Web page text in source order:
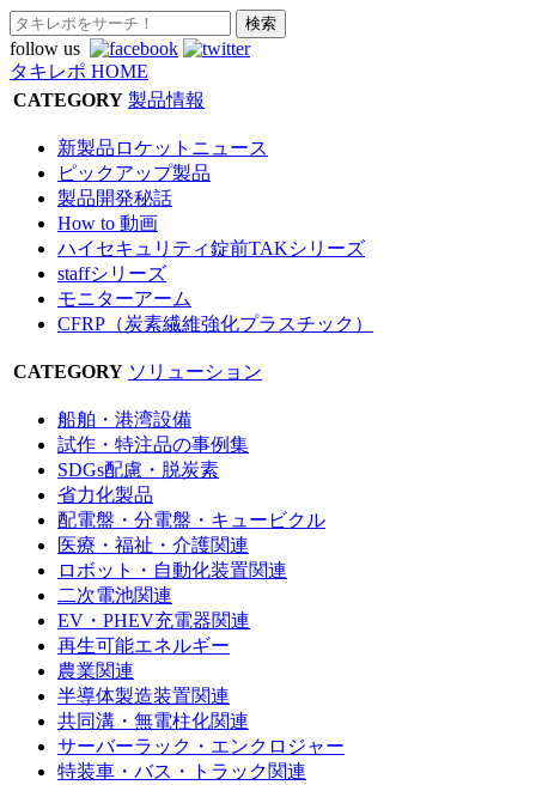
follow us
タキレポ HOME
CATEGORY 製品情報
新製品ロケットニュース
ピックアップ製品
製品開発秘話
How to 動画
ハイセキュリティ錠前TAKシリーズ
staffシリーズ
モニターアーム
CFRP（炭素繊維強化プラスチック）
CATEGORY ソリューション
船舶・港湾設備
試作・特注品の事例集
SDGs配慮・脱炭素
省力化製品
配電盤・分電盤・キュービクル
医療・福祉・介護関連
ロボット・自動化装置関連
二次電池関連
EV・PHEV充電器関連
再生可能エネルギー
農業関連
半導体製造装置関連
共同溝・無電柱化関連
サーバーラック・エンクロジャー
特装車・バス・トラック関連